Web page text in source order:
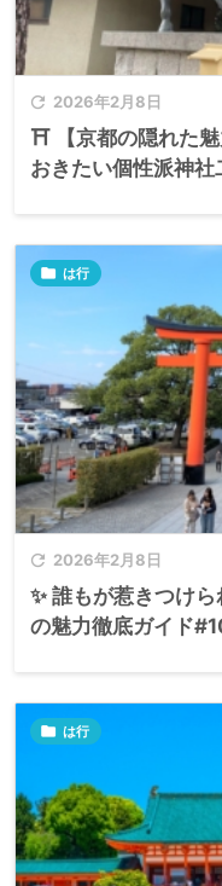
 2026年2月8日
⛩️ 【京都の隠れた
おきたい個性派神
 2026年2月8日
 は行
✨ 誰もが惹きつけ
の魅力徹底ガイド
 は行